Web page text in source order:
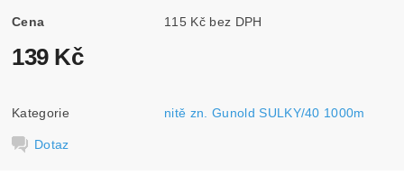
Cena 115 Kč bez DPH
139 Kč
Kategorie nitě zn. Gunold SULKY/40 1000m
Dotaz